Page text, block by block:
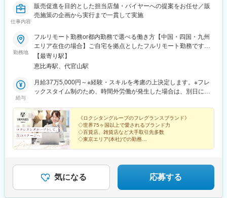
基幹システムをクラウド化し現場管理ソフトを導入しており、現
場から図面確認や進捗共有が可能です。
業務に集中しやすい環境を整えています。
■教育体制：
丁寧なOJTや資格取得奨励金制度、研修支援制度が充実してお
変更の範囲：会社の定める業務
■魅力：
ベテランの面倒見の良い先輩社員から、同行営業や見積書作成な
ども一緒に行いながら業務取得して頂きます。
お客様との長期的な関係性構築が大切ですので、接し方やニーズ
の確認の仕方などもお伝えしていきます。
総合的に厨房環境内の課題解決ができ、そして地域密着型でお困
りの際はスピーディーに対応できる点からも、感謝の言葉を頂頂
【目標達成できれば賞与UP】
必達のノルマは置いておらず、一人一人の目標がございます。
目標が達成できないと減給ということはなく、達成できた際賞与
へ反映されます。
仕事内容
販売促進を目的とした担当店舗・バイヤーへの提案をお任せ／販
売施策の企画から実行まで一貫して実施
勤務地
フルリモート勤務or都内勤務で選べる働き方【中国・四国・九州
エリア在住の場合】ご自宅を拠点としたフルリモート勤務です。
担当エリアの顧客先へは直行直帰遠方の場合は出張対応あり。※出
張先では車移動もございます。（AT限定可）【首都圏在住者の場
張頻度：月1-2回（2泊～5泊程度）
【最寄り駅】
恵比寿駅、代官山駅
給与
月給37万5,000円～※経験・スキルを考慮の上決定します。※フレ
ックスタイム制のため、時間外労働が発生した場合は、別日に勤
を給与に還元年2回の面談で、半期ごとの評価をフィードバック。
《ロクシタングループのフレグランスブランド》
◇世界75ヶ国以上で愛されるブランド力
◇百貨店、雑貨店など大手取引先多数
◇東京エリア(本社)での勤務
気になる 応募する